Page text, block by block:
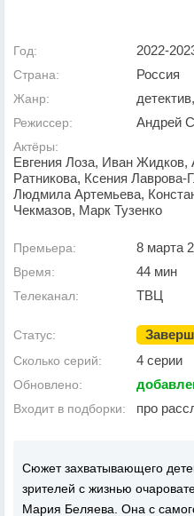
Год: 2022-
Страна: Россия
Жанр:
Режиссер: Андрей
Актёры:
Евгения Лоза, Иван Жидков,
Ратникова, Ксения
Людмила Артемьева,
Чекмазов, Марк Тузенко
Премьера: 8 марта
Время: 44 мин
Телеканал: ТВЦ
Статус:
Сколько серий: 4 серии
Обновлено:
Входит в подборки: про
Сюжет захватывающего
зрителей с жизнью
Мария Беляева. Она с